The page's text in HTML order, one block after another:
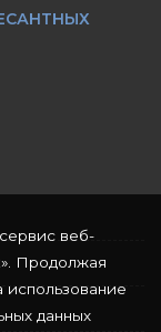
веб-
Продолжая
использование
данных